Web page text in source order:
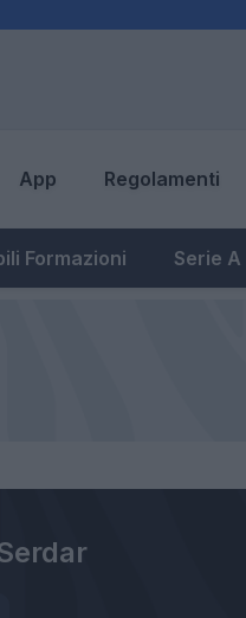
App Regolamenti
Formazioni Serie A